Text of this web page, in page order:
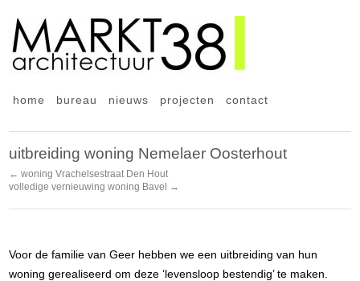
home bureau nieuws projecten contact
uitbreiding woning Nemelaer Oosterhout
← woning Vrachelsestraat Den Hout
volledige vernieuwing woning Bavel →
Voor de familie van Geer hebben we een uitbreiding van hun
woning gerealiseerd om deze ‘levensloop bestendig’ te maken.